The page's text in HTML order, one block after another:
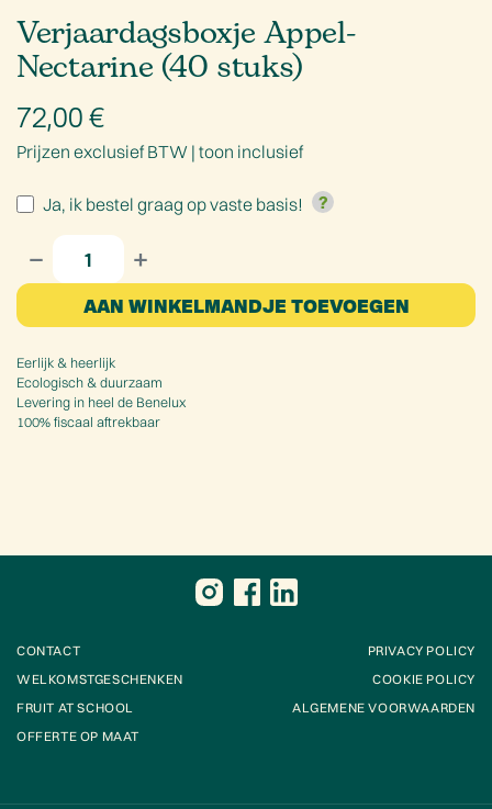
Verjaardagsboxje Appel-
Nectarine (40 stuks)
72,00 €
Prijzen exclusief BTW | toon inclusief
Ja, ik bestel graag op vaste basis!
AAN WINKELMANDJE TOEVOEGEN
Eerlijk & heerlijk
Ecologisch & duurzaam
Levering in heel de Benelux
100% fiscaal aftrekbaar
CONTACT
WELKOMSTGESCHENKEN
FRUIT AT SCHOOL
OFFERTE OP MAAT
PRIVACY POLICY
COOKIE POLICY
ALGEMENE VOORWAARDEN